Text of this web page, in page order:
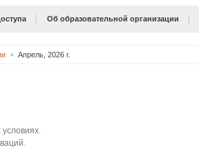
Об образовательной организации
Апрель, 2026 г.